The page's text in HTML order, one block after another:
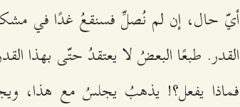
أيّ حال، إن لم نُصلِّ فسنقعُ غدًا في
القدر. طبعًا البعضُ لا يعتقدُ حتّى بهذا
فماذا يفعل؟! يذهبُ يجلسُ مع هذا،